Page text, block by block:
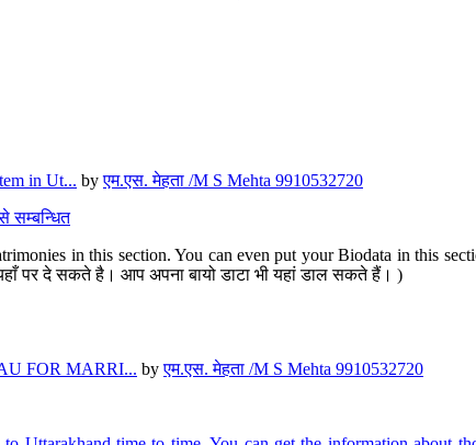
in Ut... byएम.एस. मेहता /M S Mehta 9910532720
सम्बन्धित
in this section. You can even put your Biodata in this
पर दे सकते है। आप अपना बायो डाटा भी यहां डाल सकते हैं। )
FOR MARRI... byएम.एस. मेहता /M S Mehta 9910532720